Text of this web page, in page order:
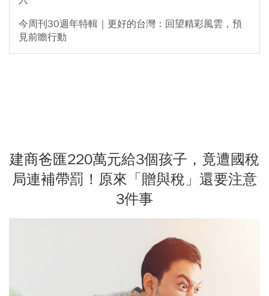
今周刊30週年特輯｜更好的台灣：回望精彩風雲，預
見前瞻行動
建商爸匯220萬元給3個孩子，竟遭國稅
局連補帶罰！原來「贈與稅」還要注意
3件事